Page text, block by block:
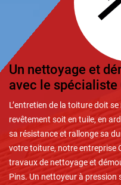
Un nettoyage et
avec le spécialiste
L’entretien de la toiture doit
revêtement soit en tuile, en
sa résistance et rallonge sa
votre toiture, notre entreprise
travaux de nettoyage et
Pins. Un nettoyeur à pression